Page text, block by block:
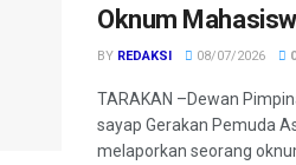
Oknum
BY REDAKSI 08/07/2026 0
TARAKAN –Dewan
sayap Gerakan Pemuda
melaporkan seorang